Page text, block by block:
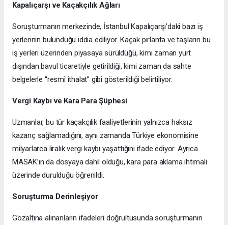
Kapalıçarşı ve Kaçakçılık Ağları
Soruşturmanın merkezinde, İstanbul Kapalıçarşı’daki bazı iş
yerlerinin bulunduğu iddia ediliyor. Kaçak pırlanta ve taşların bu
iş yerleri üzerinden piyasaya sürüldüğü, kimi zaman yurt
dışından bavul ticaretiyle getirildiği, kimi zaman da sahte
belgelerle “resmî ithalat” gibi gösterildiği belirtiliyor.
Vergi Kaybı ve Kara Para Şüphesi
Uzmanlar, bu tür kaçakçılık faaliyetlerinin yalnızca haksız
kazanç sağlamadığını, aynı zamanda Türkiye ekonomisine
milyarlarca liralık vergi kaybı yaşattığını ifade ediyor. Ayrıca
MASAK’ın da dosyaya dahil olduğu, kara para aklama ihtimali
üzerinde durulduğu öğrenildi.
Soruşturma Derinleşiyor
Gözaltına alınanların ifadeleri doğrultusunda soruşturmanın